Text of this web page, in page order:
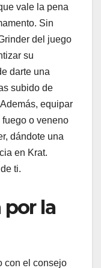
vale la pena
Sin
del juego
su
darte una
subido de
equipar
o veneno
dándote una
en Krat.
ti.
la
con el consejo